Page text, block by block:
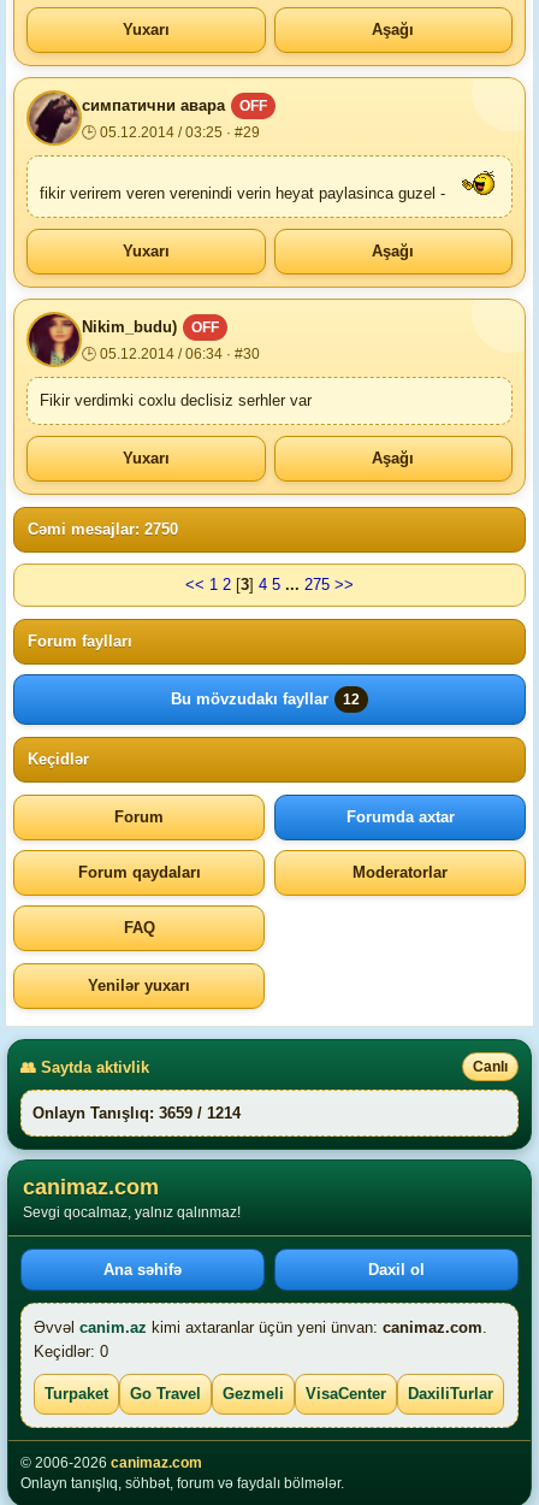
Yuxarı Aşağı
симпатични авара
OFF
🕒 05.12.2014 / 03:25 · #29
fikir verirem veren verenindi verin heyat paylasinca guzel -
Yuxarı Aşağı
Nikim_budu)
OFF
🕒 05.12.2014 / 06:34 · #30
Fikir verdimki coxlu declisiz serhler var
Yuxarı Aşağı
Cəmi mesajlar: 2750
<< 1 2 [3] 4 5 ... 275 >>
Forum faylları
Bu mövzudakı fayllar 12
Keçidlər
Forum Forumda axtar
Forum qaydaları Moderatorlar
FAQ
Yenilər yuxarı
👥 Saytda aktivlik Canlı
Onlayn Tanışlıq: 3659 / 1214
canimaz.com
Sevgi qocalmaz, yalnız qalınmaz!
Ana səhifə Daxil ol
Əvvəl canim.az kimi axtaranlar üçün yeni ünvan: canimaz.com.
Keçidlər: 0
Turpaket Go Travel Gezmeli VisaCenter DaxiliTurlar
© 2006-2026 canimaz.com
Onlayn tanışlıq, söhbət, forum və faydalı bölmələr.